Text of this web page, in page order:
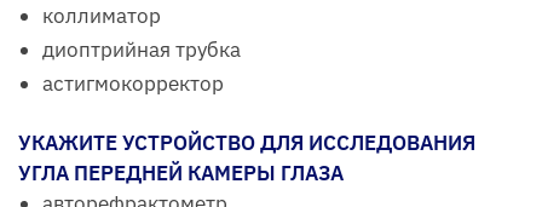
коллиматор
диоптрийная трубка
астигмокорректор
УКАЖИТЕ УСТРОЙСТВО ДЛЯ ИССЛЕДОВАНИЯ
УГЛА ПЕРЕДНЕЙ КАМЕРЫ ГЛАЗА